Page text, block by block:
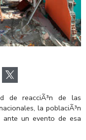
de reacciÃ³n de las
la poblaciÃ³n
ante un evento de esa